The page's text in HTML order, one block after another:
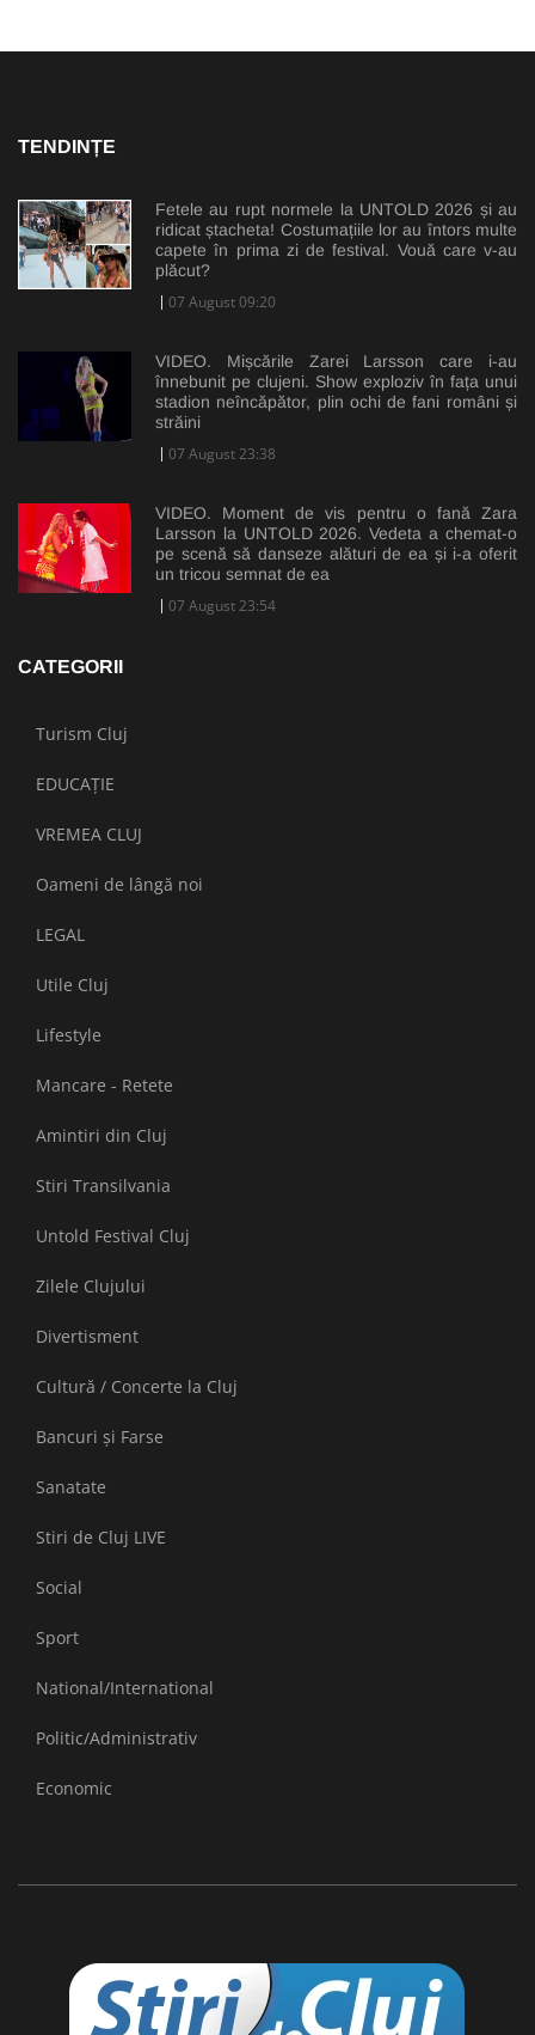
TENDINȚE
Fetele au rupt normele la UNTOLD 2026 și au
ridicat ștacheta! Costumațiile lor au întors multe
capete în prima zi de festival. Vouă care v-au
plăcut?
07 August 09:20
VIDEO. Mișcările Zarei Larsson care i-au
înnebunit pe clujeni. Show exploziv în fața unui
stadion neîncăpător, plin ochi de fani români și
străini
07 August 23:38
VIDEO. Moment de vis pentru o fană Zara
Larsson la UNTOLD 2026. Vedeta a chemat-o
pe scenă să danseze alături de ea și i-a oferit
un tricou semnat de ea
07 August 23:54
CATEGORII
Turism Cluj
EDUCAȚIE
VREMEA CLUJ
Oameni de lângă noi
LEGAL
Utile Cluj
Lifestyle
Mancare - Retete
Amintiri din Cluj
Stiri Transilvania
Untold Festival Cluj
Zilele Clujului
Divertisment
Cultură / Concerte la Cluj
Bancuri și Farse
Sanatate
Stiri de Cluj LIVE
Social
Sport
National/International
Politic/Administrativ
Economic